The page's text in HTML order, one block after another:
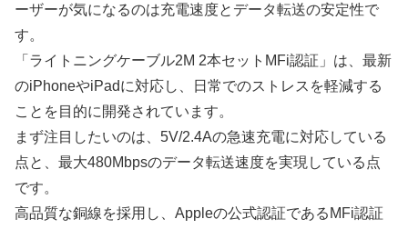
ーザーが気になるのは充電速度とデータ転送の安定性で
す。
「ライトニングケーブル2M 2本セットMFi認証」は、最新
のiPhoneやiPadに対応し、日常でのストレスを軽減する
ことを目的に開発されています。
まず注目したいのは、5V/2.4Aの急速充電に対応している
点と、最大480Mbpsのデータ転送速度を実現している点
です。
高品質な銅線を採用し、Appleの公式認証であるMFi認証